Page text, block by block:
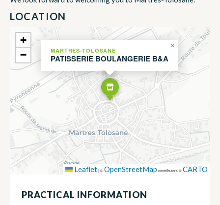
LOCATION
MARTRES-TOLOSANE
PATISSERIE BOULANGERIE B&A
×
+
−
Leaflet|©OpenStreetMap contributors ©CARTO
PRACTICAL INFORMATION